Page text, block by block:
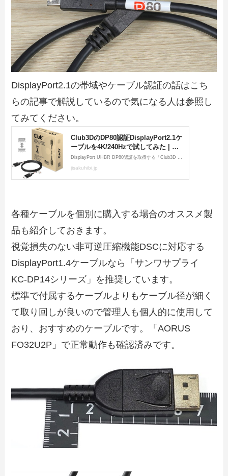
DisplayPort2.1の帯域やケーブル認証の話はこち
らの記事で解説しているので気になる人は参照し
てみてください。
各種ケーブルを個別に購入する場合のオススメ製
品も紹介しておきます。
視覚損失のない非可逆圧縮機能DSCに対応する
DisplayPort1.4ケーブルなら「サンワサプライ
KC-DP14シリーズ」を推奨しています。
標準で付属するケーブルよりもケーブル径が細く
て取り回しが良いので管理人も個人的に使用して
おり、おすすめのケーブルです。「AORUS
FO32U2P」で正常動作も確認済みです。